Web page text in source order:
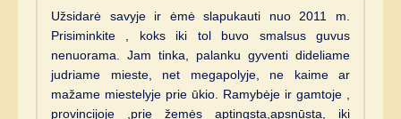
Užsidarė savyje ir ėmė slapukauti nuo 2011 m.
Prisiminkite , koks iki tol buvo smalsus guvus
nenuorama. Jam tinka, palanku gyventi dideliame
judriame mieste, net megapolyje, ne kaime ar
mažame miestelyje prie ūkio. Ramybėje ir gamtoje ,
provincijoje ,prie žemės aptingsta,apsnūsta, iki